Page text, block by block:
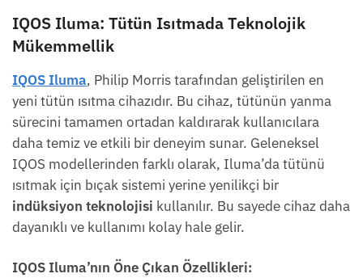
IQOS Iluma: Tütün Isıtmada Teknolojik
Mükemmellik
IQOS Iluma, Philip Morris tarafından geliştirilen en
yeni tütün ısıtma cihazıdır. Bu cihaz, tütünün yanma
sürecini tamamen ortadan kaldırarak kullanıcılara
daha temiz ve etkili bir deneyim sunar. Geleneksel
IQOS modellerinden farklı olarak, Iluma’da tütünü
ısıtmak için bıçak sistemi yerine yenilikçi bir
indüksiyon teknolojisi kullanılır. Bu sayede cihaz daha
dayanıklı ve kullanımı kolay hale gelir.
IQOS Iluma’nın Öne Çıkan Özellikleri: